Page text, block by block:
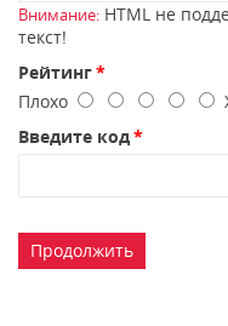
Внимание: HTML не
текст!
Рейтинг
Плохо
Введите код
Продолжить